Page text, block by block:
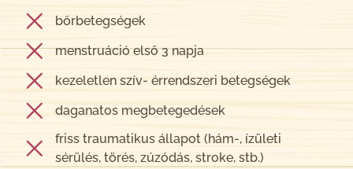
bőrbetegségek
menstruáció első 3 napja
kezeletlen szív- érrendszeri betegségek
daganatos megbetegedések
friss traumatikus állapot (hám-, ízületi
sérülés, törés, zúzódás, stroke, stb.)